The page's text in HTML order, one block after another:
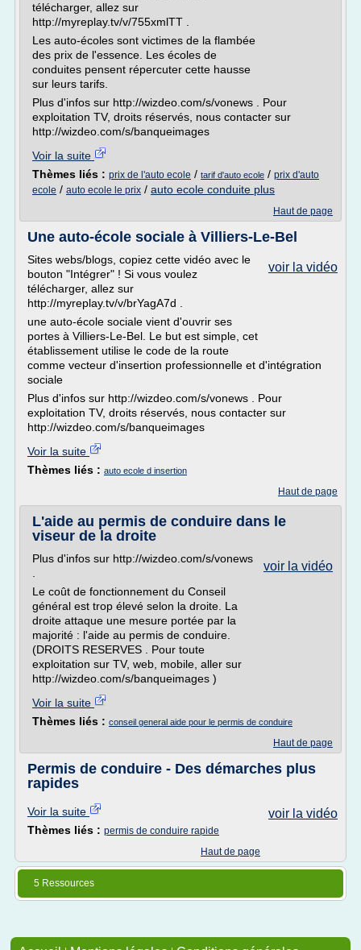
télécharger, allez sur
http://myreplay.tv/v/755xmlTT .
Les auto-écoles sont victimes de la flambée
des prix de l'essence. Les écoles de
conduites pensent répercuter cette hausse
sur leurs tarifs.
Plus d'infos sur http://wizdeo.com/s/vonews . Pour
exploitation TV, droits réservés, nous contacter sur
http://wizdeo.com/s/banqueimages
Voir la suite
Thèmes liés : prix de l'auto ecole / tarif d'auto ecole / prix d'auto
ecole / auto ecole le prix / auto ecole conduite plus
Haut de page
Une auto-école sociale à Villiers-Le-Bel
voir la vidéo
Sites webs/blogs, copiez cette vidéo avec le
bouton "Intégrer" ! Si vous voulez
télécharger, allez sur
http://myreplay.tv/v/brYagA7d .
une auto-école sociale vient d'ouvrir ses
portes à Villiers-Le-Bel. Le but est simple, cet
établissement utilise le code de la route
comme vecteur d'insertion professionnelle et d'intégration
sociale
Plus d'infos sur http://wizdeo.com/s/vonews . Pour
exploitation TV, droits réservés, nous contacter sur
http://wizdeo.com/s/banqueimages
Voir la suite
Thèmes liés : auto ecole d insertion
Haut de page
L'aide au permis de conduire dans le
viseur de la droite
voir la vidéo
Plus d'infos sur http://wizdeo.com/s/vonews
Le coût de fonctionnement du Conseil
général est trop élevé selon la droite. La
droite attaque une mesure portée par la
majorité : l'aide au permis de conduire.
(DROITS RESERVES . Pour toute
exploitation sur TV, web, mobile, aller sur
http://wizdeo.com/s/banqueimages )
Voir la suite
Thèmes liés : conseil general aide pour le permis de conduire
Haut de page
Permis de conduire - Des démarches plus
rapides
voir la vidéo
Voir la suite
Thèmes liés : permis de conduire rapide
Haut de page
5 Ressources